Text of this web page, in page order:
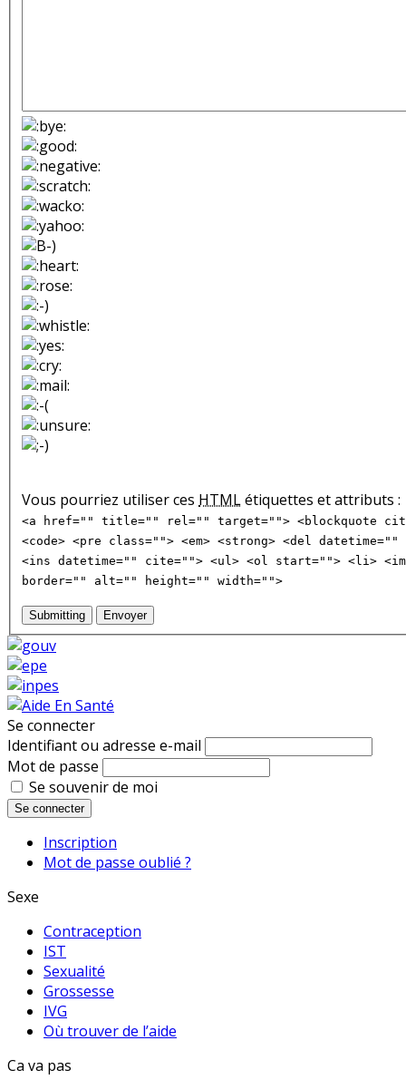
Vous pourriez utiliser ces HTMLétiquettes et attributs :
<a href="" title="" rel="" target=""> <blockquote
<code> <pre class=""> <em> <strong> <del
<ins datetime="" cite=""> <ul> <ol start=""> <li>
border="" alt="" height="" width="">
Submitting Envoyer
Se connecter
Identifiant ou adresse e-mail
Mot de passe
Se souvenir de moi
Se connecter
Inscription
Mot de passe oublié ?
Sexe
Contraception
IST
Sexualité
Grossesse
IVG
Où trouver de l’aide
Ca va pas